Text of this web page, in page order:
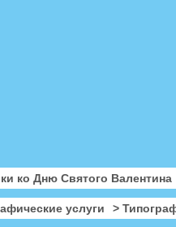
ко Дню Святого Валентина
услуги >